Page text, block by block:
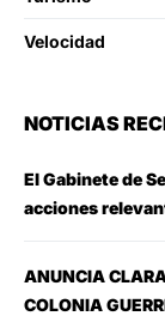
Velocidad
NOTICIAS
El Gabinete de
acciones
ANUNCIA
COLONIA